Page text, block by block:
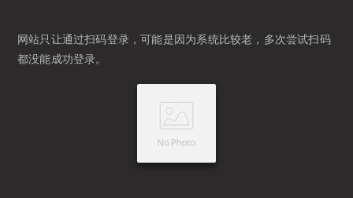
网站只让通过扫码登录，可能是因为系统比较老，多次尝试扫码
都没能成功登录。